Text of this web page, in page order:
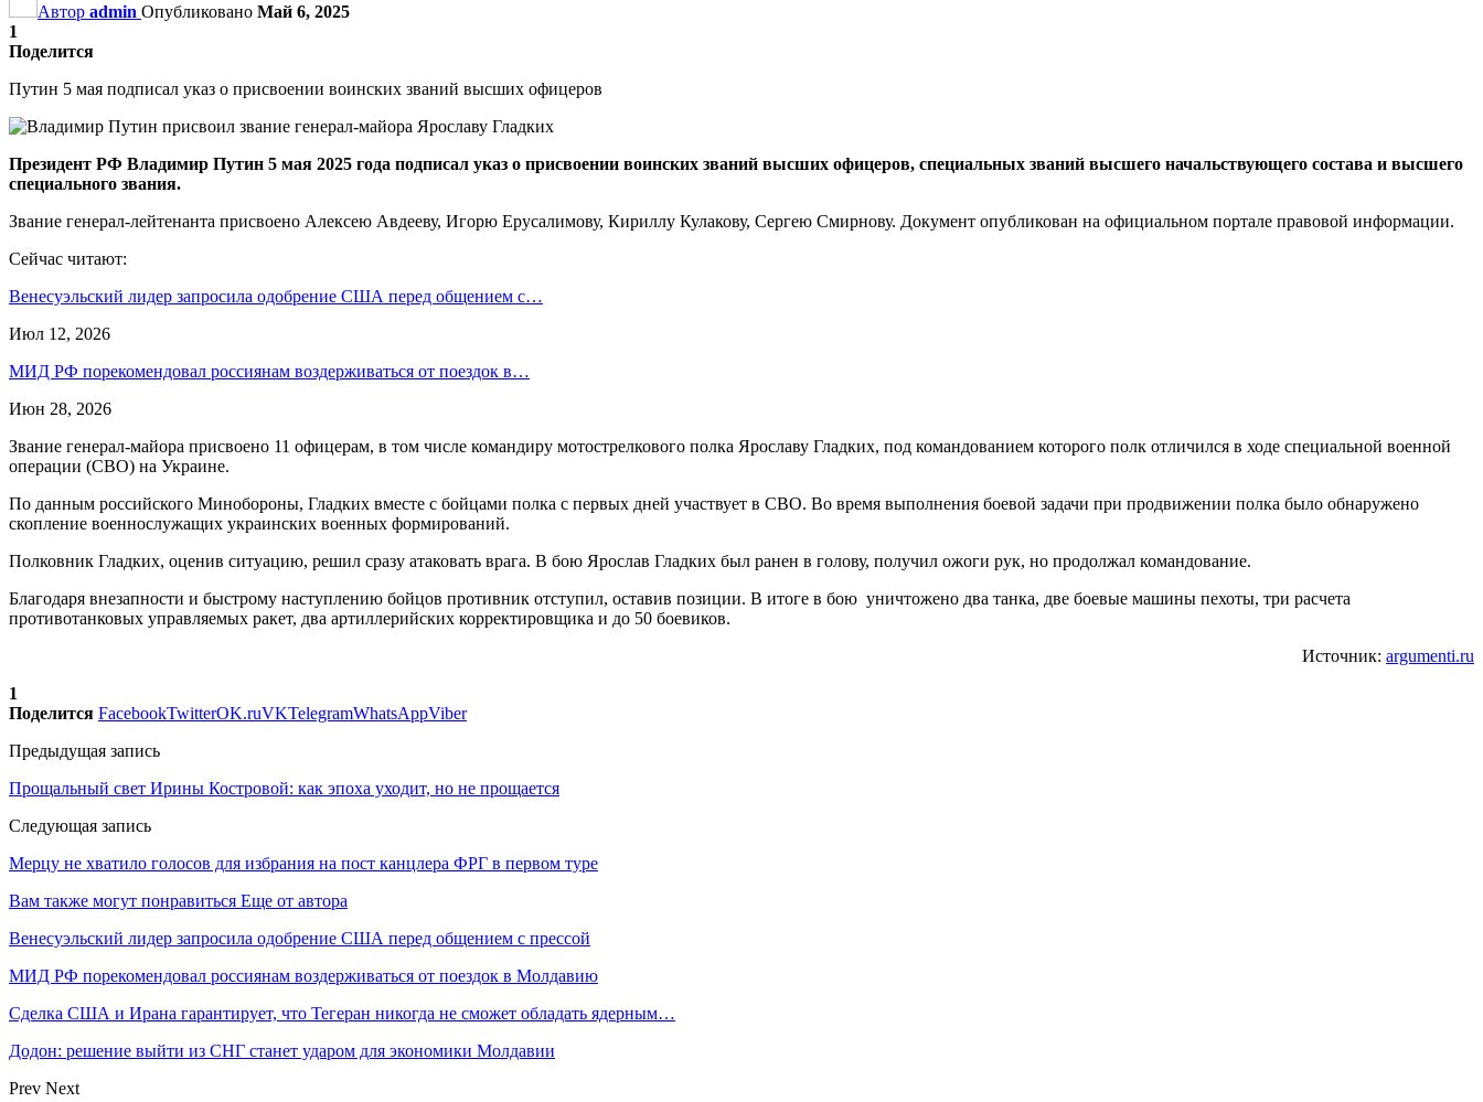
Автор admin Опубликовано Май 6, 2025
1
Поделится
Путин 5 мая подписал указ о присвоении воинских званий высших офицеров
Президент РФ Владимир Путин 5 мая 2025 года подписал указ о присвоении воинских званий высших офицеров, специальных званий высшего начальствующего состава и высшего
специального звания.
Звание генерал-лейтенанта присвоено Алексею Авдееву, Игорю Ерусалимову, Кириллу Кулакову, Сергею Смирнову. Документ опубликован на официальном портале правовой информации.
Сейчас читают:
Венесуэльский лидер запросила одобрение США перед общением с…
Июл 12, 2026
МИД РФ порекомендовал россиянам воздерживаться от поездок в…
Июн 28, 2026
Звание генерал-майора присвоено 11 офицерам, в том числе командиру мотострелкового полка Ярославу Гладких, под командованием которого полк отличился в ходе специальной военной
операции (СВО) на Украине.
По данным российского Минобороны, Гладких вместе с бойцами полка с первых дней участвует в СВО. Во время выполнения боевой задачи при продвижении полка было обнаружено
скопление военнослужащих украинских военных формирований.
Полковник Гладких, оценив ситуацию, решил сразу атаковать врага. В бою Ярослав Гладких был ранен в голову, получил ожоги рук, но продолжал командование.
Благодаря внезапности и быстрому наступлению бойцов противник отступил, оставив позиции. В итоге в бою уничтожено два танка, две боевые машины пехоты, три расчета
противотанковых управляемых ракет, два артиллерийских корректировщика и до 50 боевиков.
Источник: argumenti.ru
1
Поделится FacebookTwitterOK.ruVKTelegramWhatsAppViber
Предыдущая запись
Прощальный свет Ирины Костровой: как эпоха уходит, но не прощается
Следующая запись
Мерцу не хватило голосов для избрания на пост канцлера ФРГ в первом туре
Вам также могут понравиться Еще от автора
Венесуэльский лидер запросила одобрение США перед общением с прессой
МИД РФ порекомендовал россиянам воздерживаться от поездок в Молдавию
Сделка США и Ирана гарантирует, что Тегеран никогда не сможет обладать ядерным…
Додон: решение выйти из СНГ станет ударом для экономики Молдавии
Prev Next